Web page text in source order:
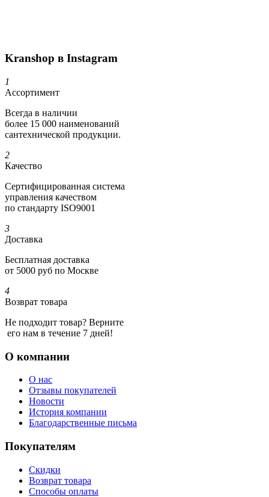
Kranshop в Instagram
1
Ассортимент
Всегда в наличии
более 15 000 наименований
сантехнической продукции.
2
Качество
Сертифициро­ванная система
управления качеством
по стандарту ISO9001
3
Доставка
Бесплатная доставка
от 5000 руб по Москве
4
Возврат товара
Не подходит товар? Верните
его нам в течение 7 дней!
О компании
О нас
Отзывы покупателей
Новости
История компании
Благодарственные письма
Покупателям
Скидки
Возврат товара
Способы оплаты